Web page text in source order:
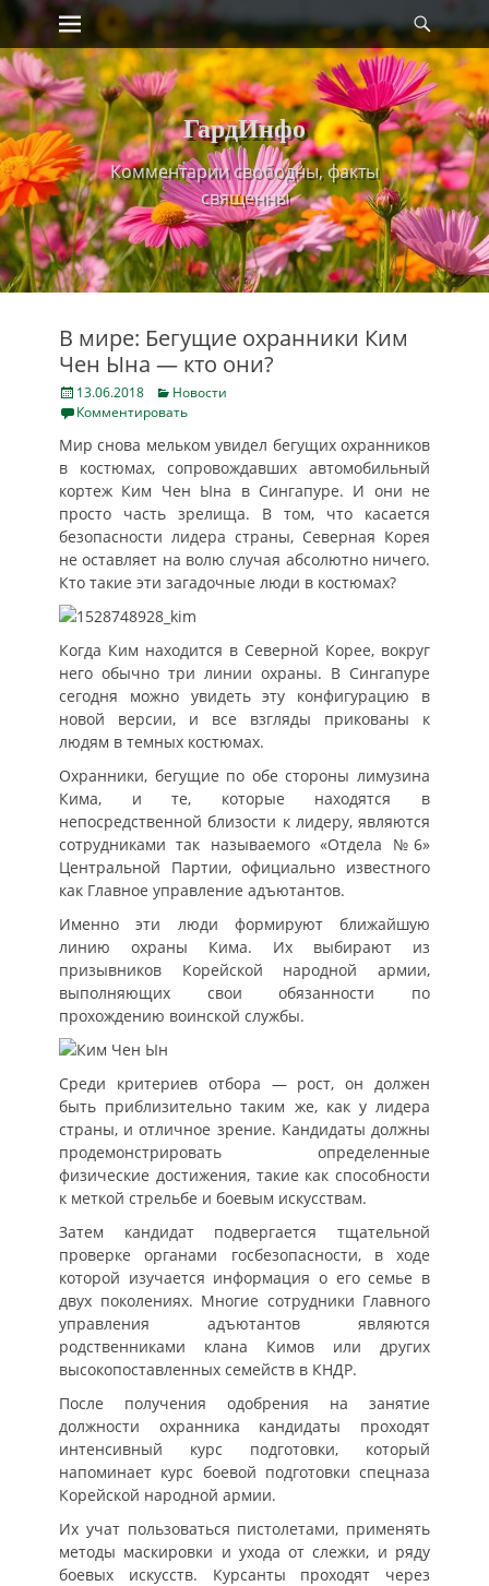
Skip
content
Primary Menu
ГардИнфо
Комментарии свободны, факты
священны
В мире: Бегущие охранники Ким
Чен Ына — кто они?
Posted
on
13.06.2018 Categories
Новости
Комментировать
Мир снова мельком увидел бегущих охранников
в костюмах, сопровождавших автомобильный
кортеж Ким Чен Ына в Сингапуре. И они не
просто часть зрелища. В том, что касается
безопасности лидера страны, Северная Корея
не оставляет на волю случая абсолютно ничего.
Кто такие эти загадочные люди в костюмах?
Когда Ким находится в Северной Корее, вокруг
него обычно три линии охраны. В Сингапуре
сегодня можно увидеть эту конфигурацию в
новой версии, и все взгляды прикованы к
людям в темных костюмах.
Охранники, бегущие по обе стороны лимузина
Кима, и те, которые находятся в
непосредственной близости к лидеру, являются
сотрудниками так называемого «Отдела №6»
Центральной Партии, официально известного
как Главное управление адъютантов.
Именно эти люди формируют ближайшую
линию охраны Кима. Их выбирают из
призывников Корейской народной армии,
выполняющих свои обязанности по
прохождению воинской службы.
Среди критериев отбора — рост, он должен
быть приблизительно таким же, как у лидера
страны, и отличное зрение. Кандидаты должны
продемонстрировать определенные
физические достижения, такие как способности
к меткой стрельбе и боевым искусствам.
Затем кандидат подвергается тщательной
проверке органами госбезопасности, в ходе
которой изучается информация о его семье в
двух поколениях. Многие сотрудники Главного
управления адъютантов являются
родственниками клана Кимов или других
высокопоставленных семейств в КНДР.
После получения одобрения на занятие
должности охранника кандидаты проходят
интенсивный курс подготовки, который
напоминает курс боевой подготовки спецназа
Корейской народной армии.
Их учат пользоваться пистолетами, применять
методы маскировки и ухода от слежки, и ряду
боевых искусств. Курсанты проходят через